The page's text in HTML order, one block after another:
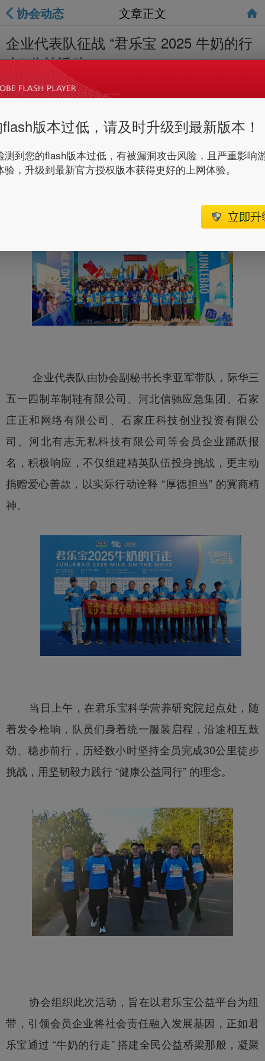
协会动态 文章正文
企业代表队征战 “君乐宝 2025 牛奶的行
走” 公益活动​
更新时间：2025-11-04 15:50
乳业集团主办的 “君乐宝 2025 牛奶的行走” 公益徒步
活动火热开幕，协会组织的企业代表队20余人，在 30
公里的征途上书写冀商群体的社会责任答卷。
企业代表队由协会副秘书长李亚军带队，际华三
五一四制革制鞋有限公司、河北信驰应急集团、石家
庄正和网络有限公司、石家庄科技创业投资有限公
司、河北有志无私科技有限公司等会员企业踊跃报
名，积极响应，不仅组建精英队伍投身挑战，更主动
捐赠爱心善款，以实际行动诠释 “厚德担当” 的冀商精
神。
当日上午，在君乐宝科学营养研究院起点处，随
着发令枪响，队员们身着统一服装启程，沿途相互鼓
劲、稳步前行，历经数小时坚持全员完成30公里徒步
挑战，用坚韧毅力践行 “健康公益同行” 的理念。
协会组织此次活动，旨在以君乐宝公益平台为纽
带，引领会员企业将社会责任融入发展基因，正如君
乐宝通过 “牛奶的行走” 搭建全民公益桥梁那般，凝聚
版本过低，请及时升级到最新版本！
测到您的flash版本过低，有被漏洞攻击风险，且严重影响
验，升级到最新官方授权版本获得更好的上网体验。